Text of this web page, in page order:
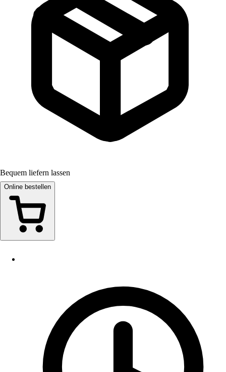
Bequem liefern lassen
Online bestellen